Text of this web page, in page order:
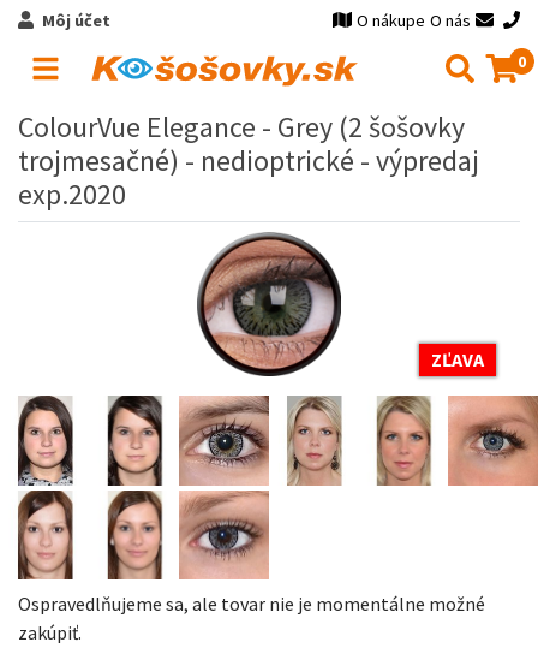
Môj účet O nákupe O nás
0
ColourVue Elegance - Grey (2 šošovky
trojmesačné) - nedioptrické - výpredaj
exp.2020
ZĽAVA
Ospravedlňujeme sa, ale tovar nie je momentálne možné
zakúpiť.